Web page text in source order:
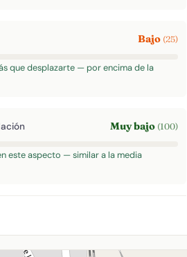
Bajo (25)
que desplazarte — por encima de la
Muy bajo (100)
este aspecto — similar a la media